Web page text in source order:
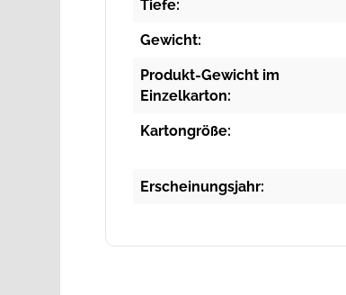
Tiefe:
Gewicht:
Produkt-Gewicht im
Einzelkarton:
Kartongröße:
Erscheinungsjahr: